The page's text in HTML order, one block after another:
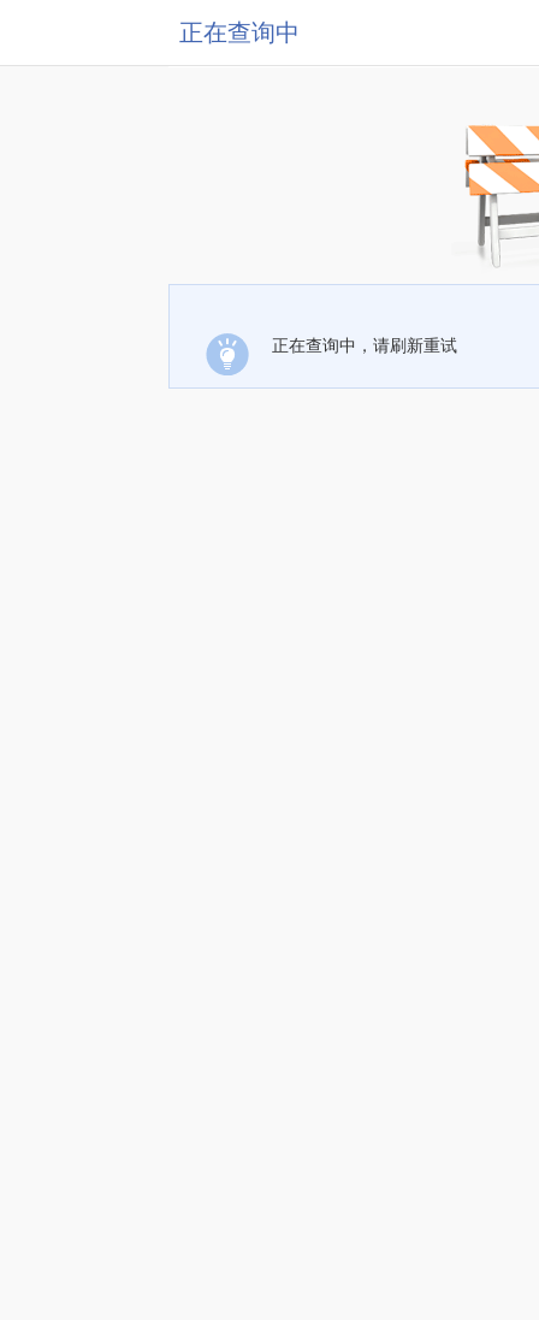
正在查询中
正在查询中，请刷新重试